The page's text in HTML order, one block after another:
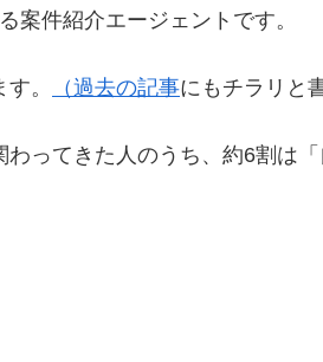
案件紹介エージェントです。
。 （過去の記事にもチラリと
ってきた人のうち、約6割は